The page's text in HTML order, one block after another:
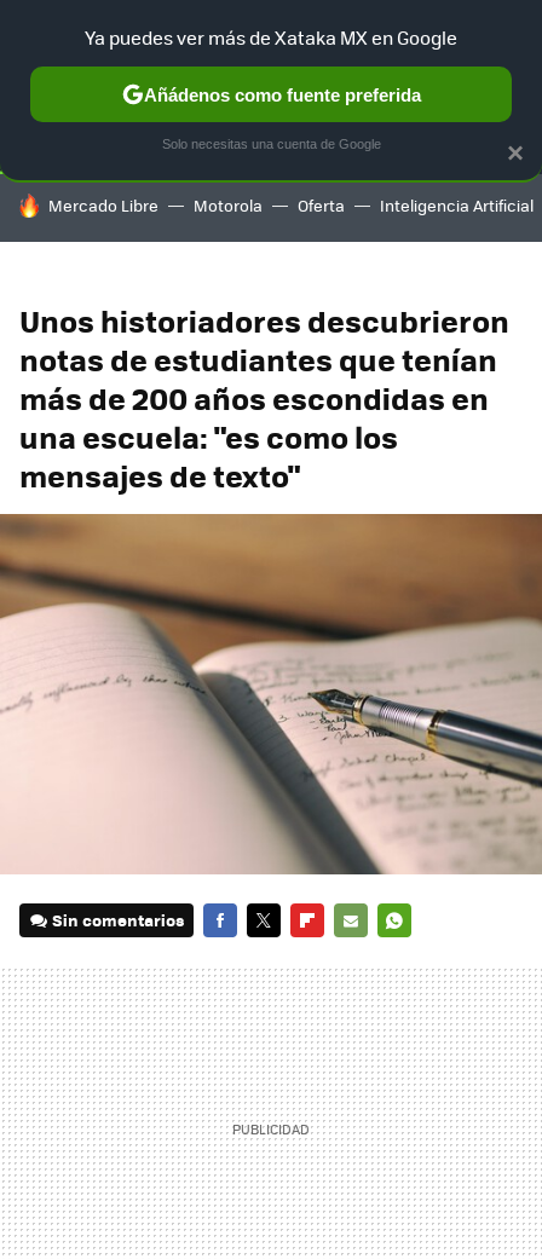
SELECCIÓN GAMING HOME AUTO TERRITORIO
HOY SE HABLA DE
Mercado Libre Motorola Oferta Inteligencia Artificial
Unos historiadores descubrieron
notas de estudiantes que tenían
más de 200 años escondidas en
una escuela: "es como los
mensajes de texto"
Sin comentarios
MAIL
×
Ya puedes ver más de Xataka MX en Google
Añádenos como fuente preferida
Solo necesitas una cuenta de Google